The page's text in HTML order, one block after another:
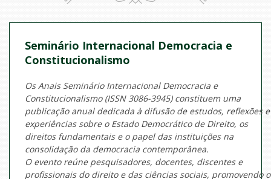
Seminário Internacional Democracia e
Constitucionalismo
OsAnais Seminário Internacional Democracia e
Constitucionalismo (ISSN 3086-3945) constituem uma
publicação anual dedicada à difusão de estudos, reflexões e
experiências sobre o Estado Democrático de Direito, os
direitos fundamentais e o papel das instituições na
consolidação da democracia contemporânea.
O evento reúne pesquisadores, docentes, discentes e
profissionais do direito e das ciências sociais, promovendo o